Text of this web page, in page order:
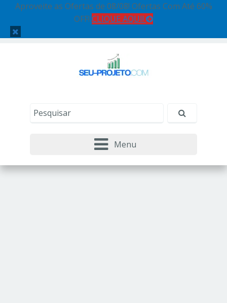
Aproveite as Ofertas de 08/08! Ofertas Com Até 60%
OFF! CLIQUE AQUI!
Menu